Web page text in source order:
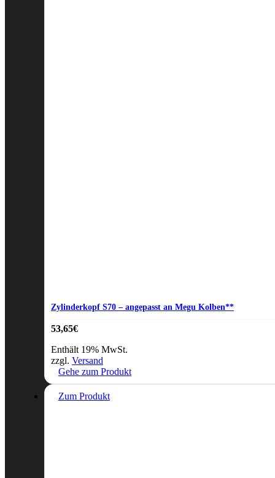
Zylinderkopf S70 – angepasst an Megu Kolben**
53,65€
Enthält 19% MwSt.
zzgl. Versand
Gehe zum Produkt
Zum Produkt